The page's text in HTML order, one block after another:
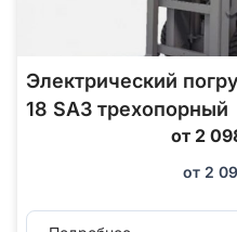
Электрический
18 SA3 трехопорный
от 2
от 2